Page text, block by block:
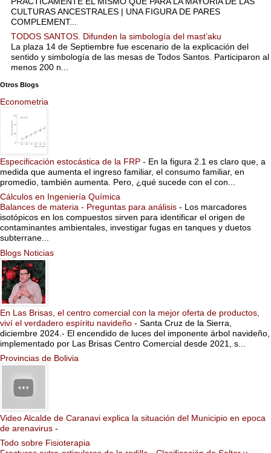
CULTURAS ANCESTRALES | UNA FIGURA DE PARES
COMPLEMENT...
TODOS SANTOS. Difunden la simbología del mast’aku
La plaza 14 de Septiembre fue escenario de la explicación del
sentido y simbología de las mesas de Todos Santos. Participaron al
menos 200 n...
Otros Blogs
Econometria
Especificación estocástica de la FRP - En la figura 2.1 es claro que, a
medida que aumenta el ingreso familiar, el consumo familiar, en
promedio, también aumenta. Pero, ¿qué sucede con el con...
Cálculos en Ingeniería Química
Balances de materia - Preguntas para análisis - Los marcadores
isotópicos en los compuestos sirven para identificar el origen de
contaminantes ambientales, investigar fugas en tanques y duetos
subterrane...
Blogs Noticias
En Las Brisas, el centro comercial con la mejor oferta de productos,
viví el verdadero espíritu navideño - Santa Cruz de la Sierra,
diciembre 2024.- El encendido de luces del imponente árbol navideño,
implementado por Las Brisas Centro Comercial desde 2021, s...
Provincias de Bolivia
Video Alcalde de Caranavi explica la situación del Municipio en epoca
de arenavirus -
Todo sobre Fisioterapia